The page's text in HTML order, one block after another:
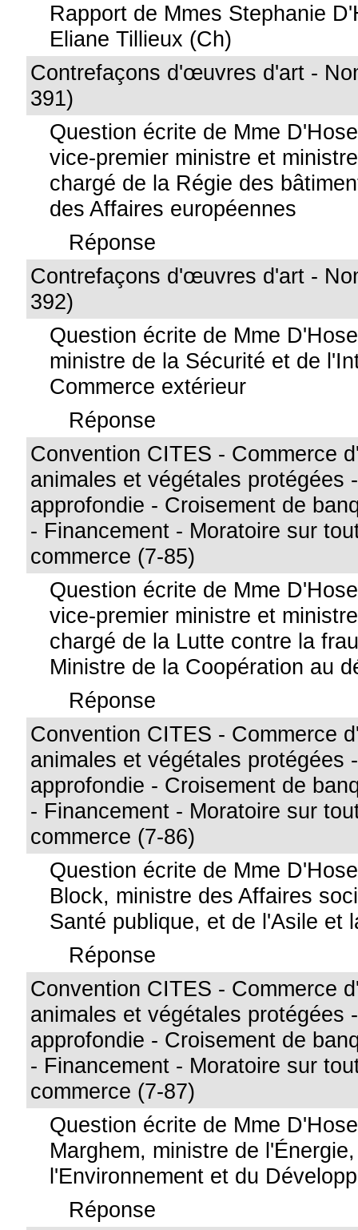
Rapport de Mmes Stephanie
Eliane Tillieux (Ch)
Contrefaçons d'œuvres d'art -
391)
Question écrite de Mme
vice-premier ministre et
chargé de la Régie des
des Affaires européennes
Réponse
Contrefaçons d'œuvres d'art -
392)
Question écrite de Mme
ministre de la Sécurité et de
Commerce extérieur
Réponse
Convention CITES - Commerce
animales et végétales protégées
approfondie - Croisement de
- Financement - Moratoire sur
commerce (7-85)
Question écrite de Mme
vice-premier ministre et
chargé de la Lutte contre la
Ministre de la Coopération au
Réponse
Convention CITES - Commerce
animales et végétales protégées
approfondie - Croisement de
- Financement - Moratoire sur
commerce (7-86)
Question écrite de Mme
Block, ministre des Affaires
Santé publique, et de l'Asile et
Réponse
Convention CITES - Commerce
animales et végétales protégées
approfondie - Croisement de
- Financement - Moratoire sur
commerce (7-87)
Question écrite de Mme
Marghem, ministre de
l'Environnement et du
Réponse